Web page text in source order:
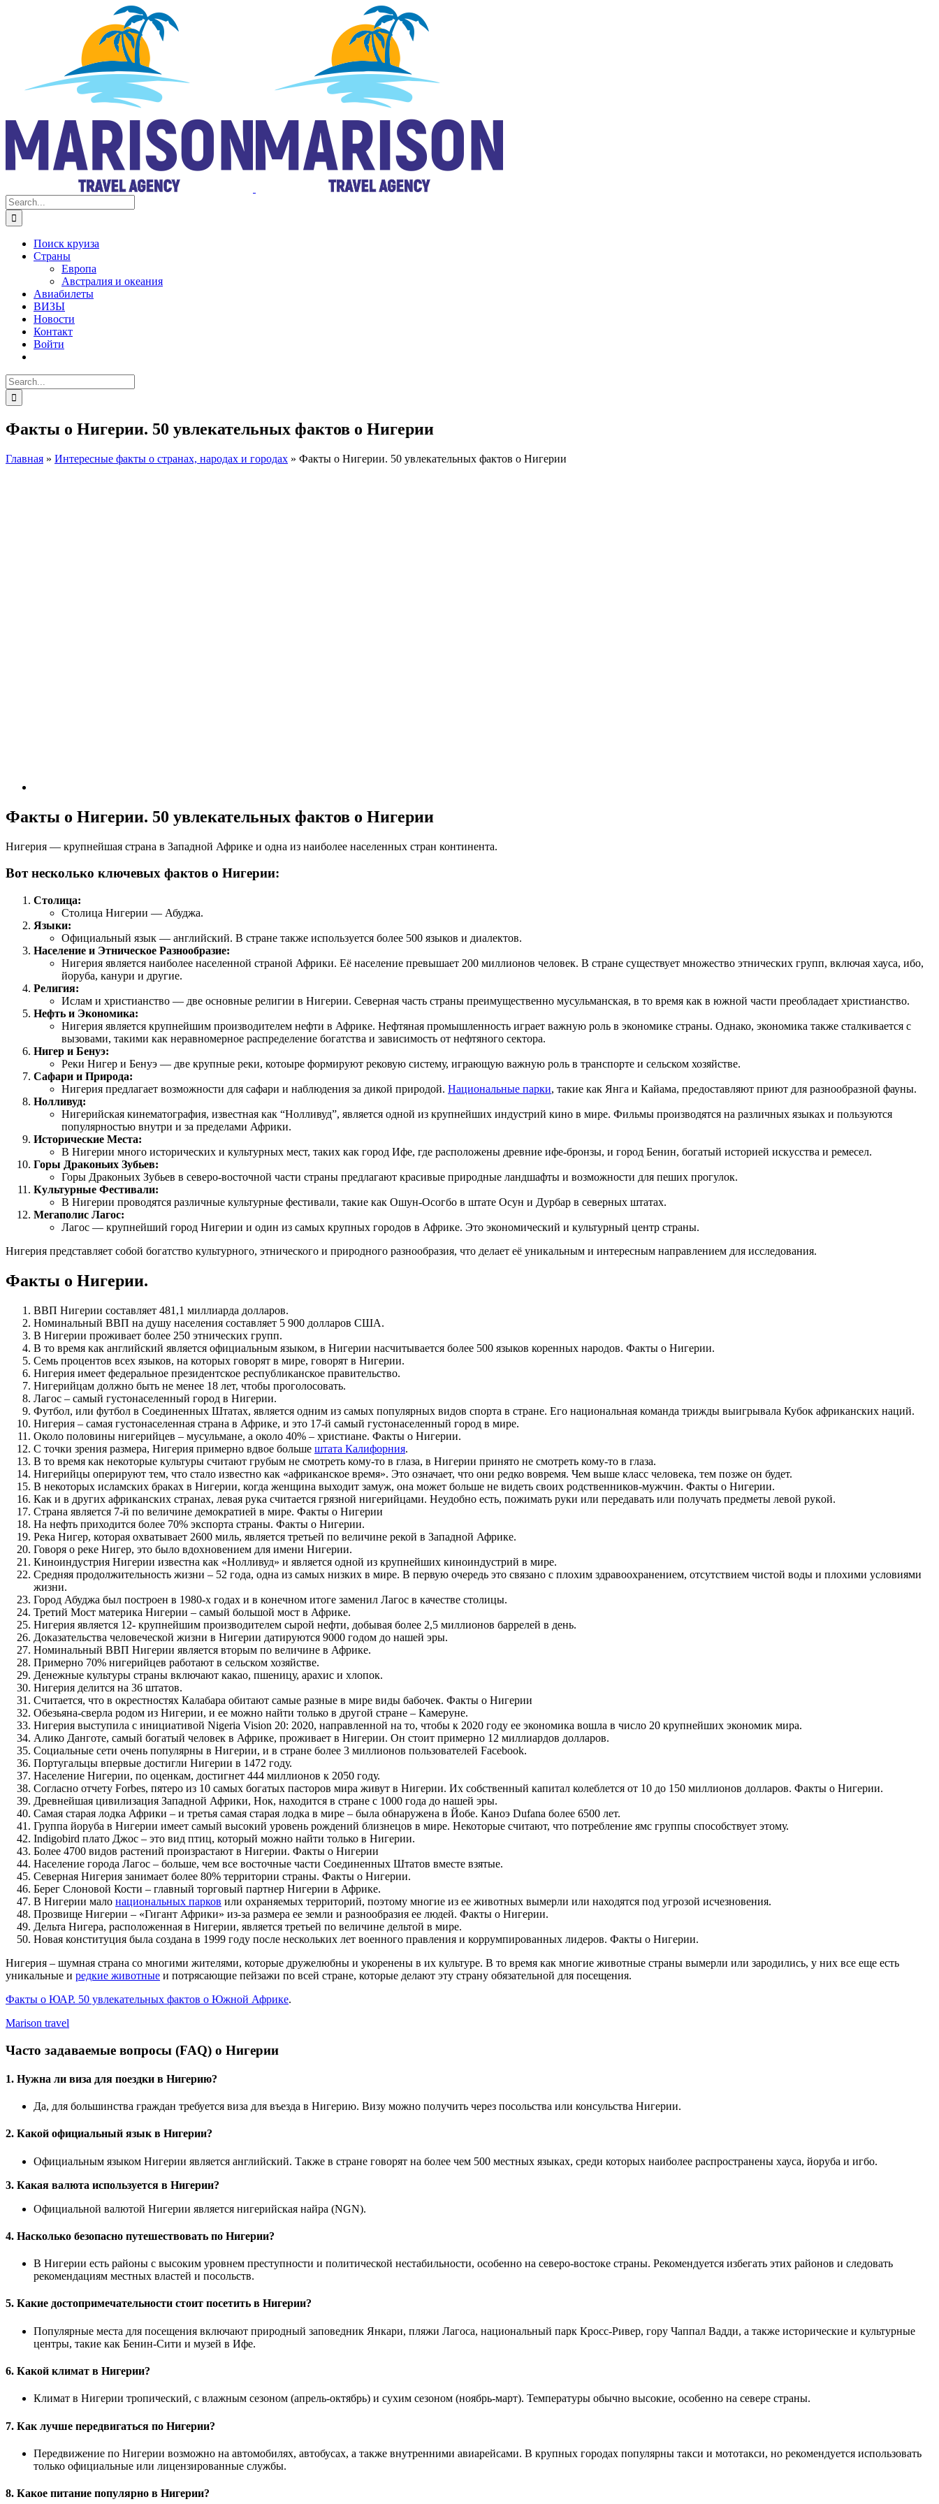
Search
for:
Поиск круиза
Страны
Европа
Австралия и океания
Авиабилеты
ВИЗЫ
Новости
Контакт
Войти
Search
for:
Факты о Нигерии. 50 увлекательных фактов о Нигерии
Главная » Интересные факты о странах, народах и городах » Факты о Нигерии. 50 увлекательных фактов о Нигерии
Факты о Нигерии. 50 увлекательных фактов о Нигерии
Нигерия — крупнейшая страна в Западной Африке и одна из наиболее населенных стран континента.
Вот несколько ключевых фактов о Нигерии:
Столица:
Столица Нигерии — Абуджа.
Языки:
Официальный язык — английский. В стране также используется более 500 языков и диалектов.
Население и Этническое Разнообразие:
Нигерия является наиболее населенной страной Африки. Её население превышает 200 миллионов человек. В стране существует множество этнических групп, включая хауса, ибо,
йоруба, канури и другие.
Религия:
Ислам и христианство — две основные религии в Нигерии. Северная часть страны преимущественно мусульманская, в то время как в южной части преобладает христианство.
Нефть и Экономика:
Нигерия является крупнейшим производителем нефти в Африке. Нефтяная промышленность играет важную роль в экономике страны. Однако, экономика также сталкивается с
вызовами, такими как неравномерное распределение богатства и зависимость от нефтяного сектора.
Нигер и Бенуэ:
Реки Нигер и Бенуэ — две крупные реки, котоыре формируют рековую систему, играющую важную роль в транспорте и сельском хозяйстве.
Сафари и Природа:
Нигерия предлагает возможности для сафари и наблюдения за дикой природой. Национальные парки, такие как Янга и Кайама, предоставляют приют для разнообразной фауны.
Нолливуд:
Нигерийская кинематография, известная как “Нолливуд”, является одной из крупнейших индустрий кино в мире. Фильмы производятся на различных языках и пользуются
популярностью внутри и за пределами Африки.
Исторические Места:
В Нигерии много исторических и культурных мест, таких как город Ифе, где расположены древние ифе-бронзы, и город Бенин, богатый историей искусства и ремесел.
Горы Драконьих Зубьев:
Горы Драконьих Зубьев в северо-восточной части страны предлагают красивые природные ландшафты и возможности для пеших прогулок.
Культурные Фестивали:
В Нигерии проводятся различные культурные фестивали, такие как Ошун-Осогбо в штате Осун и Дурбар в северных штатах.
Мегаполис Лагос:
Лагос — крупнейший город Нигерии и один из самых крупных городов в Африке. Это экономический и культурный центр страны.
Нигерия представляет собой богатство культурного, этнического и природного разнообразия, что делает её уникальным и интересным направлением для исследования.
Факты о Нигерии.
ВВП Нигерии составляет 481,1 миллиарда долларов.
Номинальный ВВП на душу населения составляет 5 900 долларов США.
В Нигерии проживает более 250 этнических групп.
В то время как английский является официальным языком, в Нигерии насчитывается более 500 языков коренных народов. Факты о Нигерии.
Семь процентов всех языков, на которых говорят в мире, говорят в Нигерии.
Нигерия имеет федеральное президентское республиканское правительство.
Нигерийцам должно быть не менее 18 лет, чтобы проголосовать.
Лагос – самый густонаселенный город в Нигерии.
Футбол, или футбол в Соединенных Штатах, является одним из самых популярных видов спорта в стране. Его национальная команда трижды выигрывала Кубок африканских наций.
Нигерия – самая густонаселенная страна в Африке, и это 17-й самый густонаселенный город в мире.
Около половины нигерийцев – мусульмане, а около 40% – христиане. Факты о Нигерии.
С точки зрения размера, Нигерия примерно вдвое больше штата Калифорния.
В то время как некоторые культуры считают грубым не смотреть кому-то в глаза, в Нигерии принято не смотреть кому-то в глаза.
Нигерийцы оперируют тем, что стало известно как «африканское время». Это означает, что они редко вовремя. Чем выше класс человека, тем позже он будет.
В некоторых исламских браках в Нигерии, когда женщина выходит замуж, она может больше не видеть своих родственников-мужчин. Факты о Нигерии.
Как и в других африканских странах, левая рука считается грязной нигерийцами. Неудобно есть, пожимать руки или передавать или получать предметы левой рукой.
Страна является 7-й по величине демократией в мире. Факты о Нигерии
На нефть приходится более 70% экспорта страны. Факты о Нигерии.
Река Нигер, которая охватывает 2600 миль, является третьей по величине рекой в ​​Западной Африке.
Говоря о реке Нигер, это было вдохновением для имени Нигерии.
Киноиндустрия Нигерии известна как «Нолливуд» и является одной из крупнейших киноиндустрий в мире.
Средняя продолжительность жизни – 52 года, одна из самых низких в мире. В первую очередь это связано с плохим здравоохранением, отсутствием чистой воды и плохими условиями
жизни.
Город Абуджа был построен в 1980-х годах и в конечном итоге заменил Лагос в качестве столицы.
Третий Мост материка Нигерии – самый большой мост в Африке.
Нигерия является 12- крупнейшим производителем сырой нефти, добывая более 2,5 миллионов баррелей в день.
Доказательства человеческой жизни в Нигерии датируются 9000 годом до нашей эры.
Номинальный ВВП Нигерии является вторым по величине в Африке.
Примерно 70% нигерийцев работают в сельском хозяйстве.
Денежные культуры страны включают какао, пшеницу, арахис и хлопок.
Нигерия делится на 36 штатов.
Считается, что в окрестностях Калабара обитают самые разные в мире виды бабочек. Факты о Нигерии
Обезьяна-сверла родом из Нигерии, и ее можно найти только в другой стране – Камеруне.
Нигерия выступила с инициативой Nigeria Vision 20: 2020, направленной на то, чтобы к 2020 году ее экономика вошла в число 20 крупнейших экономик мира.
Алико Данготе, самый богатый человек в Африке, проживает в Нигерии. Он стоит примерно 12 миллиардов долларов.
Социальные сети очень популярны в Нигерии, и в стране более 3 миллионов пользователей Facebook.
Португальцы впервые достигли Нигерии в 1472 году.
Население Нигерии, по оценкам, достигнет 444 миллионов к 2050 году.
Согласно отчету Forbes, пятеро из 10 самых богатых пасторов мира живут в Нигерии. Их собственный капитал колеблется от 10 до 150 миллионов долларов. Факты о Нигерии.
Древнейшая цивилизация Западной Африки, Нок, находится в стране с 1000 года до нашей эры.
Самая старая лодка Африки – и третья самая старая лодка в мире – была обнаружена в Йобе. Каноэ Dufana более 6500 лет.
Группа йоруба в Нигерии имеет самый высокий уровень рождений близнецов в мире. Некоторые считают, что потребление ямс группы способствует этому.
Indigobird плато Джос – это вид птиц, который можно найти только в Нигерии.
Более 4700 видов растений произрастают в Нигерии. Факты о Нигерии
Население города Лагос – больше, чем все восточные части Соединенных Штатов вместе взятые.
Северная Нигерия занимает более 80% территории страны. Факты о Нигерии.
Берег Слоновой Кости – главный торговый партнер Нигерии в Африке.
В Нигерии мало национальных парков или охраняемых территорий, поэтому многие из ее животных вымерли или находятся под угрозой исчезновения.
Прозвище Нигерии – «Гигант Африки» из-за размера ее земли и разнообразия ее людей. Факты о Нигерии.
Дельта Нигера, расположенная в Нигерии, является третьей по величине дельтой в мире.
Новая конституция была создана в 1999 году после нескольких лет военного правления и коррумпированных лидеров. Факты о Нигерии.
Нигерия – шумная страна со многими жителями, которые дружелюбны и укоренены в их культуре. В то время как многие животные страны вымерли или зародились, у них все еще есть
уникальные и редкие животные и потрясающие пейзажи по всей стране, которые делают эту страну обязательной для посещения.
Факты о ЮАР. 50 увлекательных фактов о Южной Африке.
Marison travel
Часто задаваемые вопросы (FAQ) о Нигерии
1. Нужна ли виза для поездки в Нигерию?
Да, для большинства граждан требуется виза для въезда в Нигерию. Визу можно получить через посольства или консульства Нигерии.
2. Какой официальный язык в Нигерии?
Официальным языком Нигерии является английский. Также в стране говорят на более чем 500 местных языках, среди которых наиболее распространены хауса, йоруба и игбо.
3. Какая валюта используется в Нигерии?
Официальной валютой Нигерии является нигерийская найра (NGN).
4. Насколько безопасно путешествовать по Нигерии?
В Нигерии есть районы с высоким уровнем преступности и политической нестабильности, особенно на северо-востоке страны. Рекомендуется избегать этих районов и следовать
рекомендациям местных властей и посольств.
5. Какие достопримечательности стоит посетить в Нигерии?
Популярные места для посещения включают природный заповедник Янкари, пляжи Лагоса, национальный парк Кросс-Ривер, гору Чаппал Вадди, а также исторические и культурные
центры, такие как Бенин-Сити и музей в Ифе.
6. Какой климат в Нигерии?
Климат в Нигерии тропический, с влажным сезоном (апрель-октябрь) и сухим сезоном (ноябрь-март). Температуры обычно высокие, особенно на севере страны.
7. Как лучше передвигаться по Нигерии?
Передвижение по Нигерии возможно на автомобилях, автобусах, а также внутренними авиарейсами. В крупных городах популярны такси и мототакси, но рекомендуется использовать
только официальные или лицензированные службы.
8. Какое питание популярно в Нигерии?